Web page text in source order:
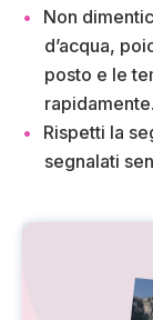
Non
d’acqua,
posto e le
rapidamente.
Rispetti la
segnalati